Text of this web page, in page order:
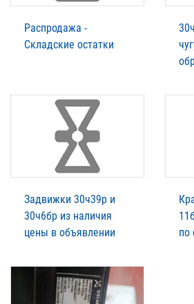
Распродажа -
Складские остатки
Задвижки 30ч39р и
30ч6бр из наличия
цены в объявлении
по